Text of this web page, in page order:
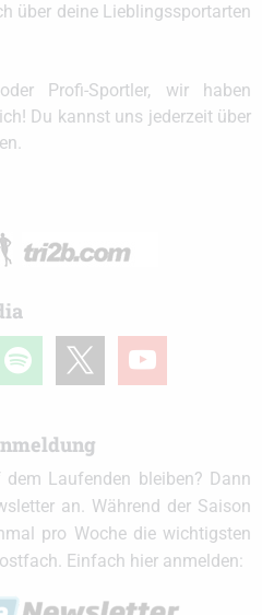
über deine Lieblingssportarten
Profi-Sportler, wir haben
Du kannst uns jederzeit über
spotify youtube
Laufenden bleiben? Dann
an. Während der Saison
pro Woche die wichtigsten
Einfach hier anmelden: